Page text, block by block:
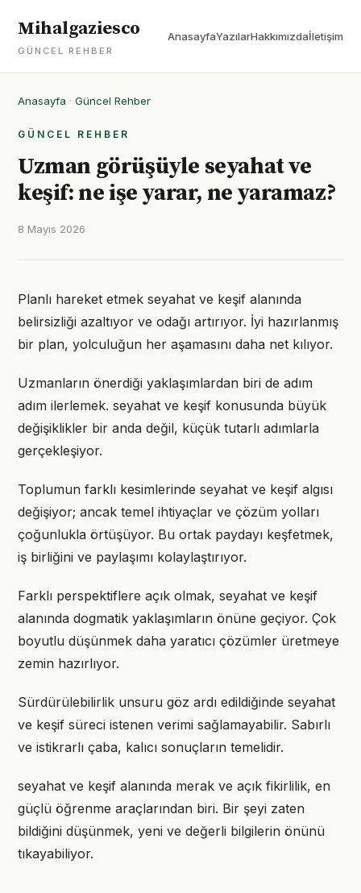
Mihalgaziesco
GÜNCEL REHBER
AnasayfaYazılarHakkımızdaİletişim
Anasayfa · Güncel Rehber
GÜNCEL REHBER
Uzman görüşüyle seyahat ve
keşif: ne işe yarar, ne yaramaz?
8 Mayıs 2026
Planlı hareket etmek seyahat ve keşif alanında
belirsizliği azaltıyor ve odağı artırıyor. İyi hazırlanmış
bir plan, yolculuğun her aşamasını daha net kılıyor.
Uzmanların önerdiği yaklaşımlardan biri de adım
adım ilerlemek. seyahat ve keşif konusunda büyük
değişiklikler bir anda değil, küçük tutarlı adımlarla
gerçekleşiyor.
Toplumun farklı kesimlerinde seyahat ve keşif algısı
değişiyor; ancak temel ihtiyaçlar ve çözüm yolları
çoğunlukla örtüşüyor. Bu ortak paydayı keşfetmek,
iş birliğini ve paylaşımı kolaylaştırıyor.
Farklı perspektiflere açık olmak, seyahat ve keşif
alanında dogmatik yaklaşımların önüne geçiyor. Çok
boyutlu düşünmek daha yaratıcı çözümler üretmeye
zemin hazırlıyor.
Sürdürülebilirlik unsuru göz ardı edildiğinde seyahat
ve keşif süreci istenen verimi sağlamayabilir. Sabırlı
ve istikrarlı çaba, kalıcı sonuçların temelidir.
seyahat ve keşif alanında merak ve açık fikirlilik, en
güçlü öğrenme araçlarından biri. Bir şeyi zaten
bildiğini düşünmek, yeni ve değerli bilgilerin önünü
tıkayabiliyor.